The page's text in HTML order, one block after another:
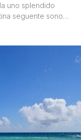
uno splendido
seguente sono
diario di viaggio a
[']